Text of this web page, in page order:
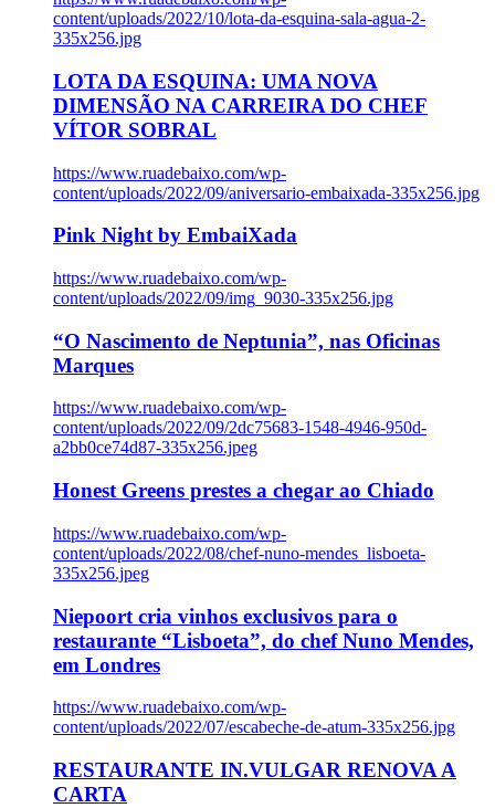
content/uploads/2022/10/lota-da-esquina-sala-agua-2-
335x256.jpg
LOTA DA ESQUINA: UMA NOVA
DIMENSÃO NA CARREIRA DO CHEF
VÍTOR SOBRAL
https://www.ruadebaixo.com/wp-
content/uploads/2022/09/aniversario-embaixada-335x256.jpg
Pink Night by EmbaiXada
https://www.ruadebaixo.com/wp-
content/uploads/2022/09/img_9030-335x256.jpg
“O Nascimento de Neptunia”, nas Oficinas
Marques
https://www.ruadebaixo.com/wp-
content/uploads/2022/09/2dc75683-1548-4946-950d-
a2bb0ce74d87-335x256.jpeg
Honest Greens prestes a chegar ao Chiado
https://www.ruadebaixo.com/wp-
content/uploads/2022/08/chef-nuno-mendes_lisboeta-
335x256.jpeg
Niepoort cria vinhos exclusivos para o
restaurante “Lisboeta”, do chef Nuno Mendes,
em Londres
https://www.ruadebaixo.com/wp-
content/uploads/2022/07/escabeche-de-atum-335x256.jpg
RESTAURANTE IN.VULGAR RENOVA A
CARTA